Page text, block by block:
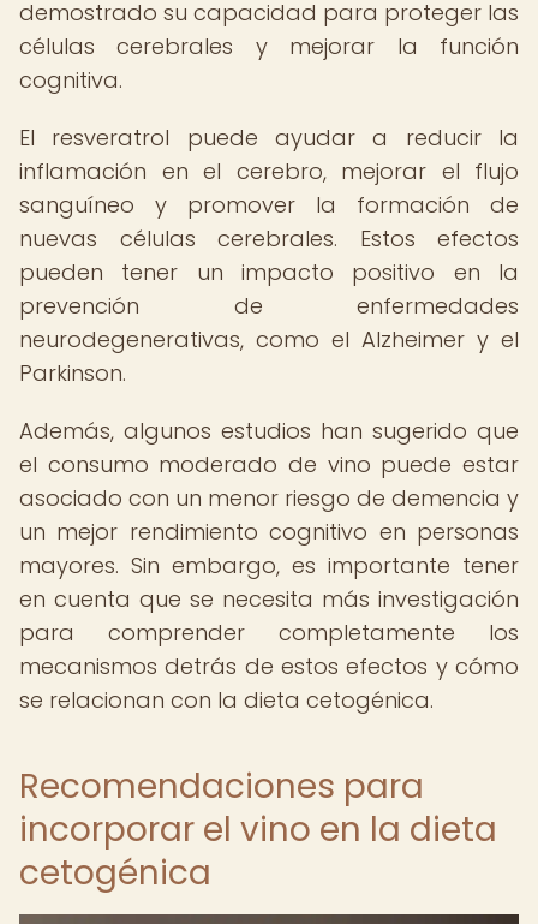
demostrado su capacidad para proteger las
células cerebrales y mejorar la función
cognitiva.
El resveratrol puede ayudar a reducir la
inflamación en el cerebro, mejorar el flujo
sanguíneo y promover la formación de
nuevas células cerebrales. Estos efectos
pueden tener un impacto positivo en la
prevención de enfermedades
neurodegenerativas, como el Alzheimer y el
Parkinson.
Además, algunos estudios han sugerido que
el consumo moderado de vino puede estar
asociado con un menor riesgo de demencia y
un mejor rendimiento cognitivo en personas
mayores. Sin embargo, es importante tener
en cuenta que se necesita más investigación
para comprender completamente los
mecanismos detrás de estos efectos y cómo
se relacionan con la dieta cetogénica.
Recomendaciones para
incorporar el vino en la dieta
cetogénica